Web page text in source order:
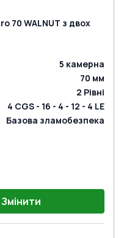
70 WALNUT з двох
5 камерна
70 мм
2 Рівні
4 CGS - 16 - 4 - 12 - 4 LE
Базова зламобезпека